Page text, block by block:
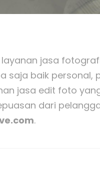
jasa
saja baik personal,
jasa edit foto
dari
.